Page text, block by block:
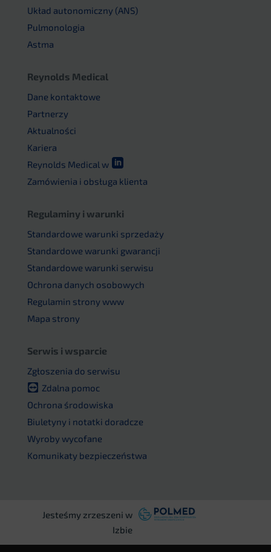
Układ autonomiczny (ANS)
Pulmonologia
Astma
Reynolds Medical
Dane kontaktowe
Partnerzy
Aktualności
Kariera
Reynolds Medical w 
Zamówienia i obsługa klienta
Regulaminy i warunki
Standardowe warunki sprzedaży
Standardowe warunki gwarancji
Standardowe warunki serwisu
Ochrona danych osobowych
Regulamin strony www
Mapa strony
Serwis i wsparcie
Zgłoszenia do serwisu
Zdalna pomoc
Ochrona środowiska
Biuletyny i notatki doradcze
Wyroby wycofane
Komunikaty bezpieczeństwa
Jesteśmy zrzeszeni w
Izbie